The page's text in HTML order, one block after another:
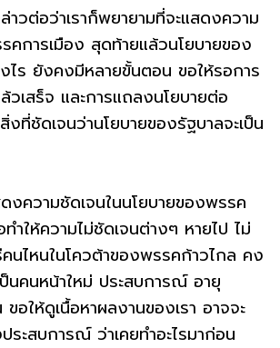
วต่อว่าเราก็พยายามที่จะแสดงความ
คการเมือง สุดท้ายแล้วนโยบายของ
งไร ยังคงมีหลายขั้นตอน ขอให้รอการ
วเสร็จ และการแถลงนโยบายต่อ
งที่ชัดเจนว่านโยบายของรัฐบาลจะเป็น
งความชัดเจนในนโยบายของพรรค
ำให้ความไม่ชัดเจนต่างๆ หายไป ไม่
คนไหนในโควต้าของพรรคก้าวไกล คง
นคนหน้าใหม่ ประสบการณ์ อายุ
อให้ดูเนื้อหาผลงานของเรา อาจจะ
ระสบการณ์ ว่าเคยทำอะไรมาก่อน